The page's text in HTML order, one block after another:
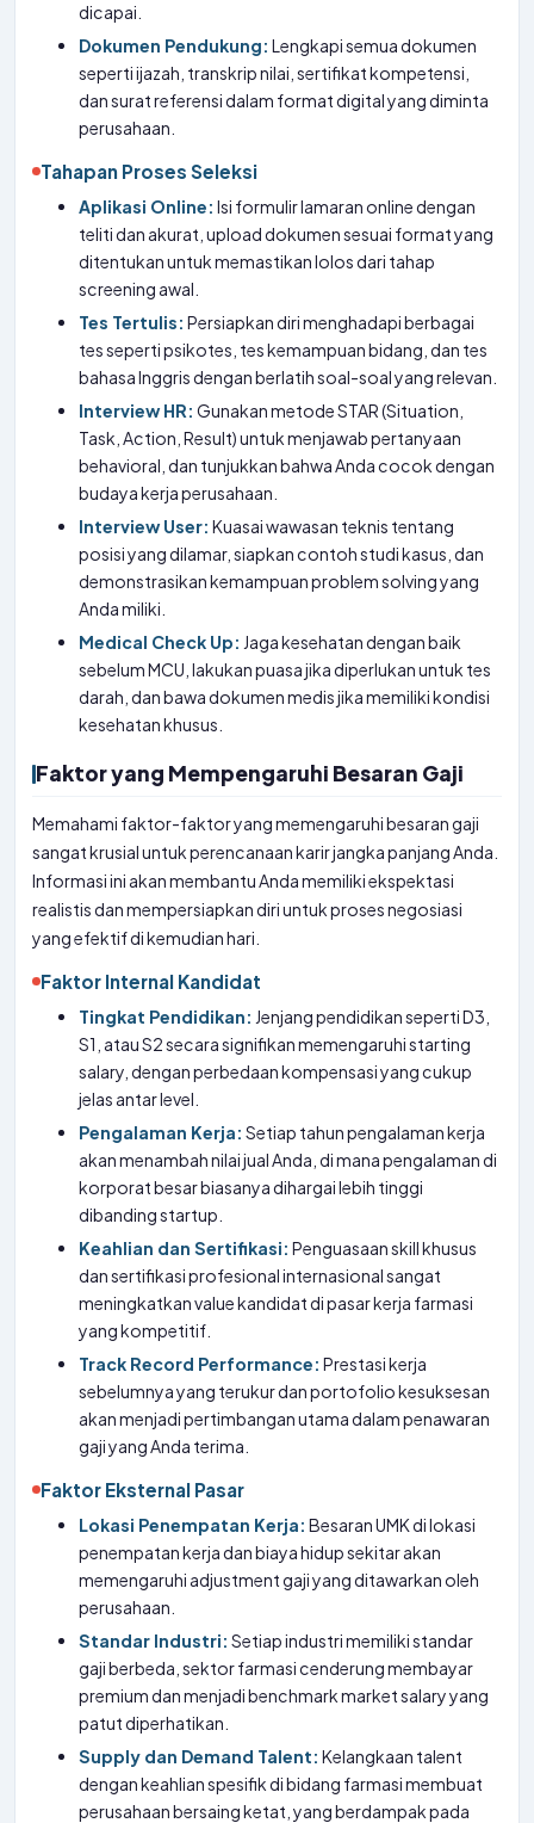
dicapai.
Dokumen Pendukung: Lengkapi semua dokumen
seperti ijazah, transkrip nilai, sertifikat kompetensi,
dan surat referensi dalam format digital yang diminta
perusahaan.
Tahapan Proses Seleksi
Aplikasi Online: Isi formulir lamaran online dengan
teliti dan akurat, upload dokumen sesuai format yang
ditentukan untuk memastikan lolos dari tahap
screening awal.
Tes Tertulis: Persiapkan diri menghadapi berbagai
tes seperti psikotes, tes kemampuan bidang, dan tes
bahasa Inggris dengan berlatih soal-soal yang relevan.
Interview HR: Gunakan metode STAR (Situation,
Task, Action, Result) untuk menjawab pertanyaan
behavioral, dan tunjukkan bahwa Anda cocok dengan
budaya kerja perusahaan.
Interview User: Kuasai wawasan teknis tentang
posisi yang dilamar, siapkan contoh studi kasus, dan
demonstrasikan kemampuan problem solving yang
Anda miliki.
Medical Check Up: Jaga kesehatan dengan baik
sebelum MCU, lakukan puasa jika diperlukan untuk tes
darah, dan bawa dokumen medis jika memiliki kondisi
kesehatan khusus.
Faktor yang Mempengaruhi Besaran Gaji
Memahami faktor-faktor yang memengaruhi besaran gaji
sangat krusial untuk perencanaan karir jangka panjang Anda.
Informasi ini akan membantu Anda memiliki ekspektasi
realistis dan mempersiapkan diri untuk proses negosiasi
yang efektif di kemudian hari.
Faktor Internal Kandidat
Tingkat Pendidikan: Jenjang pendidikan seperti D3,
S1, atau S2 secara signifikan memengaruhi starting
salary, dengan perbedaan kompensasi yang cukup
jelas antar level.
Pengalaman Kerja: Setiap tahun pengalaman kerja
akan menambah nilai jual Anda, di mana pengalaman di
korporat besar biasanya dihargai lebih tinggi
dibanding startup.
Keahlian dan Sertifikasi: Penguasaan skill khusus
dan sertifikasi profesional internasional sangat
meningkatkan value kandidat di pasar kerja farmasi
yang kompetitif.
Track Record Performance: Prestasi kerja
sebelumnya yang terukur dan portofolio kesuksesan
akan menjadi pertimbangan utama dalam penawaran
gaji yang Anda terima.
Faktor Eksternal Pasar
Lokasi Penempatan Kerja: Besaran UMK di lokasi
penempatan kerja dan biaya hidup sekitar akan
memengaruhi adjustment gaji yang ditawarkan oleh
perusahaan.
Standar Industri: Setiap industri memiliki standar
gaji berbeda, sektor farmasi cenderung membayar
premium dan menjadi benchmark market salary yang
patut diperhatikan.
Supply dan Demand Talent: Kelangkaan talent
dengan keahlian spesifik di bidang farmasi membuat
perusahaan bersaing ketat, yang berdampak pada